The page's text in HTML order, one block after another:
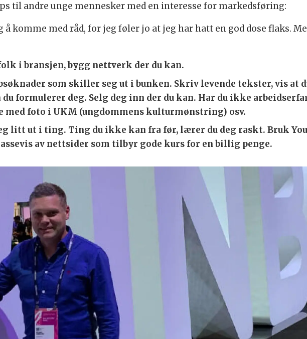
til andre unge mennesker med en interesse for markedsføring:
å komme med råd, for jeg føler jo at jeg har hatt en god dose flaks.
i bransjen, bygg nettverk der du kan.
som skiller seg ut i bunken. Skriv levende tekster, vis at
formulerer deg. Selg deg inn der du kan. Har du ikke
med foto i UKM (ungdommens kulturmønstring) osv.
litt ut i ting. Ting du ikke kan fra før, lærer du deg raskt. Bruk
av nettsider som tilbyr gode kurs for en billig penge.